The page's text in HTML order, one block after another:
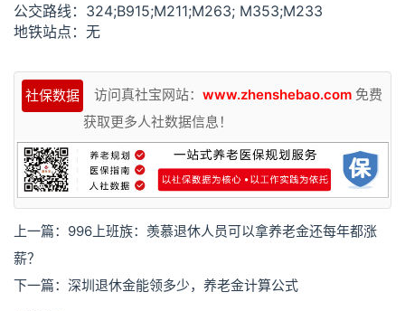
公交路线：324;B915;M211;M263; M353;M233
地铁站点：无
社保数据 访问真社宝网站： www.zhenshebao.com 免费
获取更多人社数据信息！
上一篇： 996上班族：羡慕退休人员可以拿养老金还每年都涨
薪？
下一篇： 深圳退休金能领多少，养老金计算公式